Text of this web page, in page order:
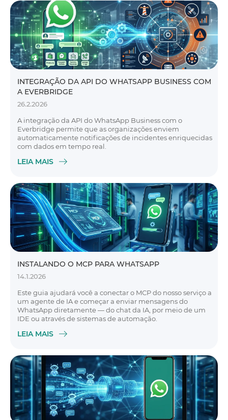
INTEGRAÇÃO DA API DO WHATSAPP BUSINESS COM
A EVERBRIDGE
26.2.2026
A integração da API do WhatsApp Business com o
Everbridge permite que as organizações enviem
automaticamente notificações de incidentes enriquecidas
com dados em tempo real.
LEIA MAIS
INSTALANDO O MCP PARA WHATSAPP
14.1.2026
Este guia ajudará você a conectar o MCP do nosso serviço a
um agente de IA e começar a enviar mensagens do
WhatsApp diretamente — do chat da IA, por meio de um
IDE ou através de sistemas de automação.
LEIA MAIS